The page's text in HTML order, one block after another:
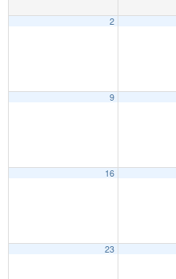
2
9
16
23